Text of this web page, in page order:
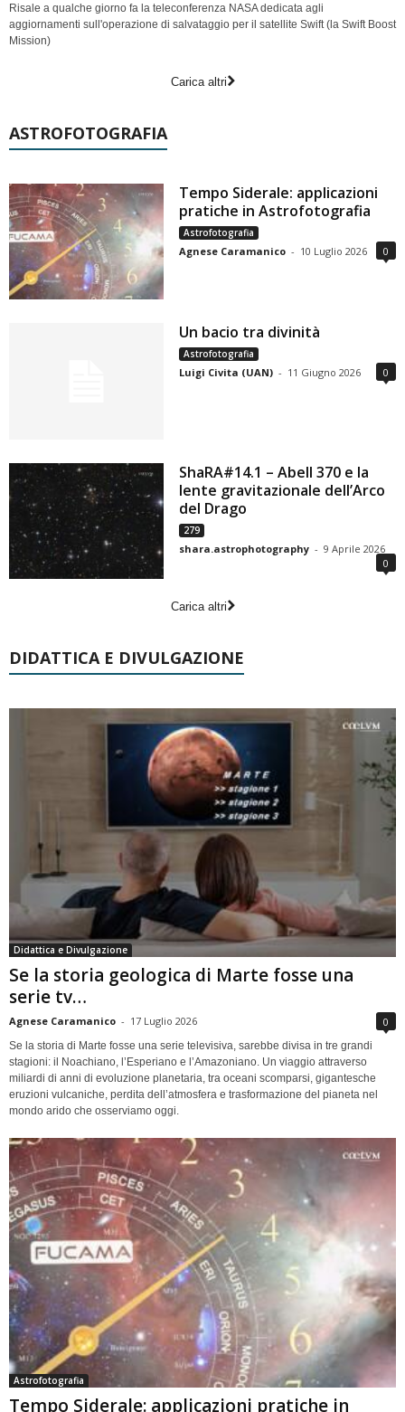
Risale a qualche giorno fa la teleconferenza NASA dedicata agli
aggiornamenti sull'operazione di salvataggio per il satellite Swift (la Swift Boost
Mission)
Carica altri
ASTROFOTOGRAFIA
Tempo Siderale: applicazioni
pratiche in Astrofotografia
Astrofotografia
Agnese Caramanico - 10 Luglio 2026 0
Un bacio tra divinità
Astrofotografia
Luigi Civita (UAN) - 11 Giugno 2026 0
ShaRA#14.1 – Abell 370 e la
lente gravitazionale dell’Arco
del Drago
279
shara.astrophotography - 9 Aprile 2026
0
Carica altri
DIDATTICA E DIVULGAZIONE
Didattica e Divulgazione
Se la storia geologica di Marte fosse una
serie tv…
Agnese Caramanico - 17 Luglio 2026 0
Se la storia di Marte fosse una serie televisiva, sarebbe divisa in tre grandi
stagioni: il Noachiano, l’Esperiano e l’Amazoniano. Un viaggio attraverso
miliardi di anni di evoluzione planetaria, tra oceani scomparsi, gigantesche
eruzioni vulcaniche, perdita dell’atmosfera e trasformazione del pianeta nel
mondo arido che osserviamo oggi.
Astrofotografia
Tempo Siderale: applicazioni pratiche in